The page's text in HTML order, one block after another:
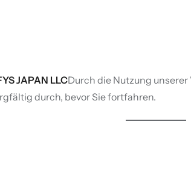
JAPAN LLCDurch die Nutzung
durch, bevor Sie fortfahren.